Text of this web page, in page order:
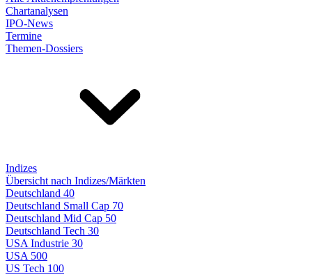
Chartanalysen
IPO-News
Termine
Themen-Dossiers
Indizes
Übersicht nach Indizes/Märkten
Deutschland 40
Deutschland Small Cap 70
Deutschland Mid Cap 50
Deutschland Tech 30
USA Industrie 30
USA 500
US Tech 100